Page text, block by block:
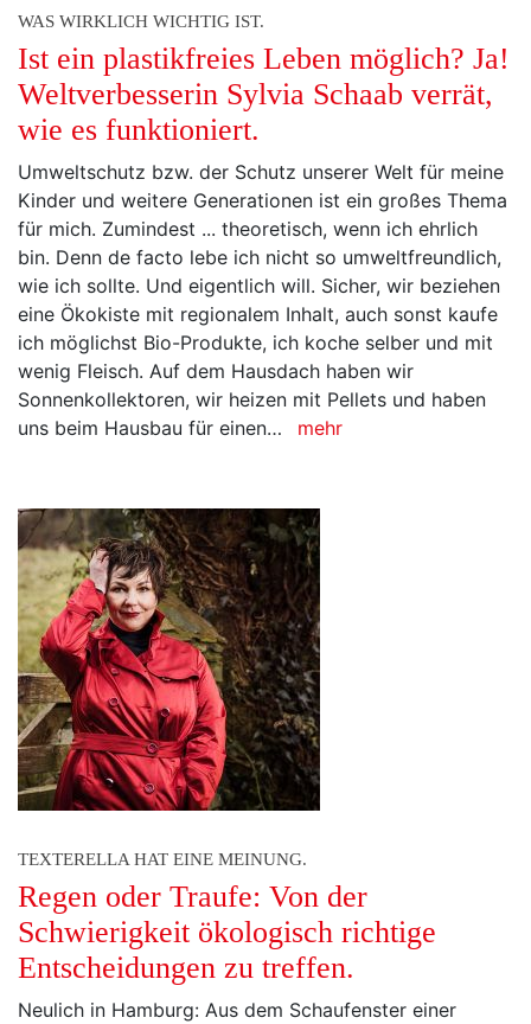
WAS WIRKLICH WICHTIG IST.
Ist ein plastikfreies Leben möglich? Ja!
Weltverbesserin Sylvia Schaab verrät,
wie es funktioniert.
Umweltschutz bzw. der Schutz unserer Welt für meine
Kinder und weitere Generationen ist ein großes Thema
für mich. Zumindest ... theoretisch, wenn ich ehrlich
bin. Denn de facto lebe ich nicht so umweltfreundlich,
wie ich sollte. Und eigentlich will. Sicher, wir beziehen
eine Ökokiste mit regionalem Inhalt, auch sonst kaufe
ich möglichst Bio-Produkte, ich koche selber und mit
wenig Fleisch. Auf dem Hausdach haben wir
Sonnenkollektoren, wir heizen mit Pellets und haben
uns beim Hausbau für einen…
mehr
TEXTERELLA HAT EINE MEINUNG.
Regen oder Traufe: Von der
Schwierigkeit ökologisch richtige
Entscheidungen zu treffen.
Neulich in Hamburg: Aus dem Schaufenster einer